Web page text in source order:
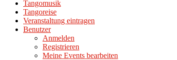
Tangomusik
Tangoreise
Veranstaltung eintragen
Benutzer
Anmelden
Registrieren
Meine Events bearbeiten